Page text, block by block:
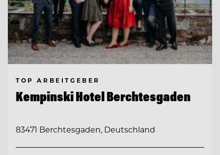
TOP ARBEITGEBER
Kempinski Hotel Berchtesgaden
83471 Berchtesgaden, Deutschland